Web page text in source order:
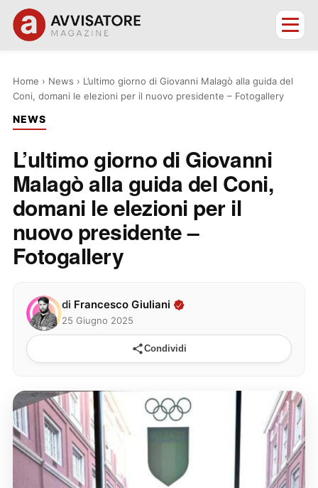
Home › News › L’ultimo giorno di Giovanni Malagò alla guida del
Coni, domani le elezioni per il nuovo presidente – Fotogallery
NEWS
L’ultimo giorno di Giovanni
Malagò alla guida del Coni,
domani le elezioni per il
nuovo presidente –
Fotogallery
di Francesco Giuliani
25 Giugno 2025
Condividi